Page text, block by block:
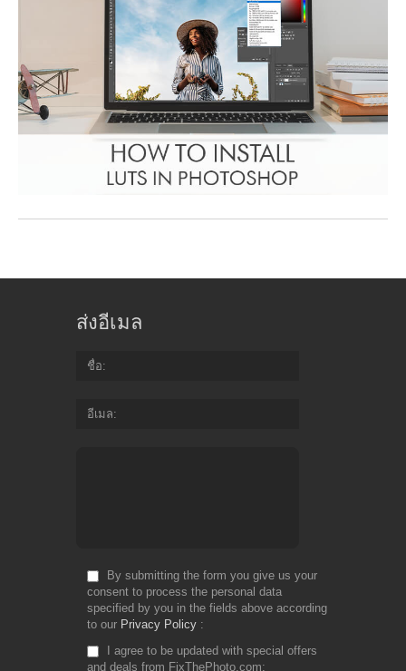
ส่งอีเมล
ชื่อ
อีเมล
By submitting the form you give us your
consent to process the personal data
specified by you in the fields above according
to our Privacy Policy
I agree to be updated with special offers
and deals from FixThePhoto.com